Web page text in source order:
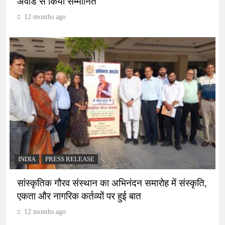
12 months ago
INDIA PRESS RELEASE
सांस्कृतिक गौरव संस्थान का अभिनंदन समारोह में संस्कृति,
एकता और नागरिक कर्तव्यों पर हुई बात
12 months ago